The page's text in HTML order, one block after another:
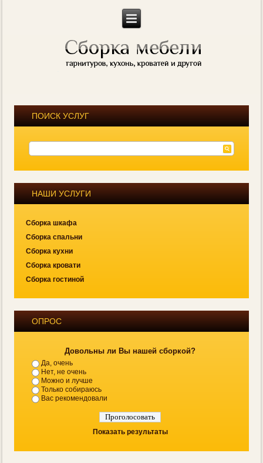
ПОИСК УСЛУГ
НАШИ УСЛУГИ
Сборка шкафа
Сборка спальни
Сборка кухни
Сборка кровати
Сборка гостиной
ОПРОС
Довольны ли Вы нашей сборкой?
Да, очень
Нет, не очень
Можно и лучше
Только собираюсь
Вас рекомендовали
Показать результаты